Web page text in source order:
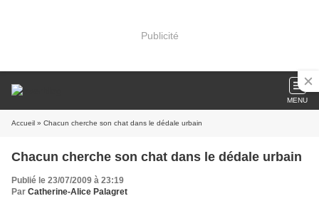
Publicité
MENU
Accueil » Chacun cherche son chat dans le dédale urbain
Chacun cherche son chat dans le dédale urbain
Publié le 23/07/2009 à 23:19
Par Catherine-Alice Palagret